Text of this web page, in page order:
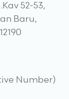
52-53,
Baru,
Number)